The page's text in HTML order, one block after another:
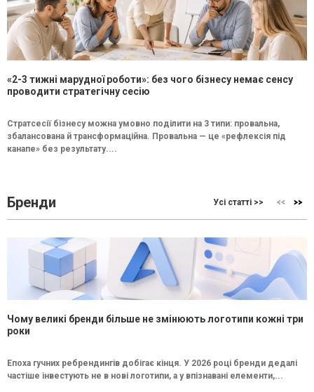
«2-3 тижні марудної роботи»: без чого бізнесу немає сенсу
проводити стратегічну сесію
Стратсесії бізнесу можна умовно поділити на 3 типи: провальна,
збалансована й трансформаційна. Провальна — це «рефлексія під
канапе» без результату....
Бренди Усі статті >>
Чому великі бренди більше не змінюють логотипи кожні три
роки
Епоха гучних ребрендингів добігає кінця. У 2026 році бренди дедалі
частіше інвестують не в нові логотипи, а у впізнавані елементи,...